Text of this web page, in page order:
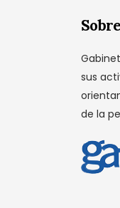
sus
de la
Configuración de